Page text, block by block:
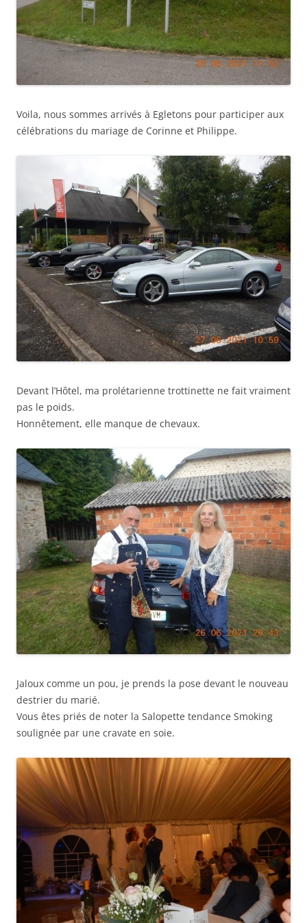
Voila, nous sommes arrivés à Egletons pour participer aux
célébrations du mariage de Corinne et Philippe.
Devant l’Hôtel, ma prolétarienne trottinette ne fait vraiment
pas le poids.
Honnêtement, elle manque de chevaux.
Jaloux comme un pou, je prends la pose devant le nouveau
destrier du marié.
Vous êtes priés de noter la Salopette tendance Smoking
soulignée par une cravate en soie.